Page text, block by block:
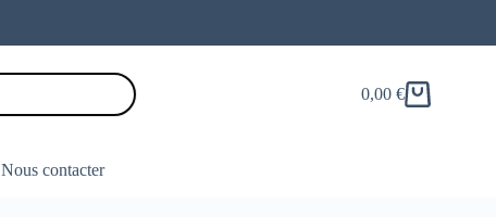
Panier
0,00 €
Nous contacter